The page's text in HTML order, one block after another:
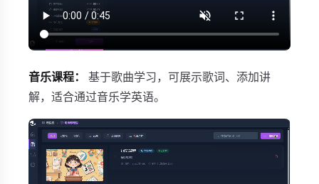
音乐课程：
基于歌曲学习，可展示歌词、添加讲
解，适合通过音乐学英语。